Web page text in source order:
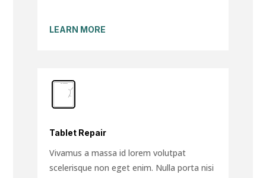
LEARN MORE
Tablet Repair
Vivamus a massa id lorem volutpat
scelerisque non eget enim. Nulla porta nisi